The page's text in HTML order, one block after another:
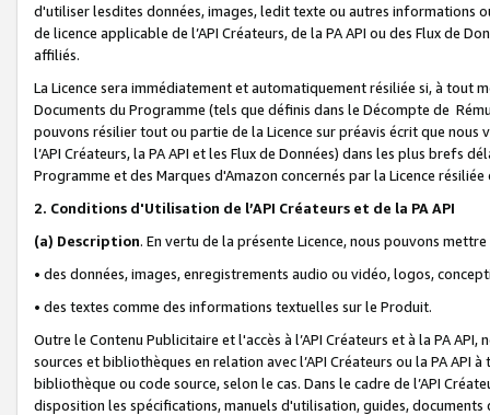
d'utiliser lesdites données, images, ledit texte ou autres informations
de licence applicable de l’API Créateurs, de la PA API ou des Flux de
affiliés.
La Licence sera immédiatement et automatiquement résiliée si, à
Documents du Programme (tels que définis dans le Décompte de
pouvons résilier tout ou partie de la Licence sur préavis écrit que
l’API Créateurs, la PA API et les Flux de Données) dans les plus
Programme et des Marques d'Amazon concernés par la Licence
2. Conditions d'Utilisation de l’API Créateurs et de la PA API
(a) Description. En vertu de la présente Licence, nous pouvons
• des données, images, enregistrements audio ou vidéo, logos,
• des textes comme des informations textuelles sur le Produit.
Outre le Contenu Publicitaire et l'accès à l’API Créateurs et à la PA
sources et bibliothèques en relation avec l’API Créateurs ou la PA
bibliothèque ou code source, selon le cas. Dans le cadre de l’API
disposition les spécifications, manuels d'utilisation, guides,